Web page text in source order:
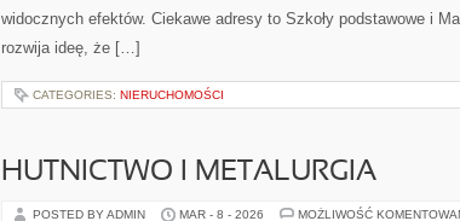
widocznych efektów. Ciekawe adresy to Szkoły podstawowe i
rozwija ideę, że […]
CATEGORIES: NIERUCHOMOŚCI
HUTNICTWO I METALURGIA
POSTED BY ADMIN MAR - 8 - 2026 MOŻLIWOŚĆ